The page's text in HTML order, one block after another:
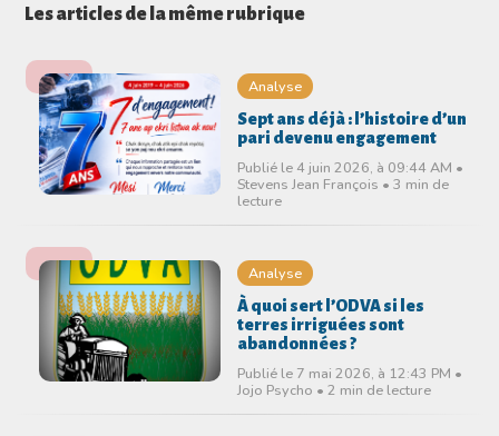
Les articles de la même rubrique
Analyse
Sept ans déjà : l’histoire d’un
pari devenu engagement
Publié le 4 juin 2026, à 09:44 AM •
Stevens Jean François • 3 min de
lecture
Analyse
À quoi sert l’ODVA si les
terres irriguées sont
abandonnées ?
Publié le 7 mai 2026, à 12:43 PM •
Jojo Psycho • 2 min de lecture